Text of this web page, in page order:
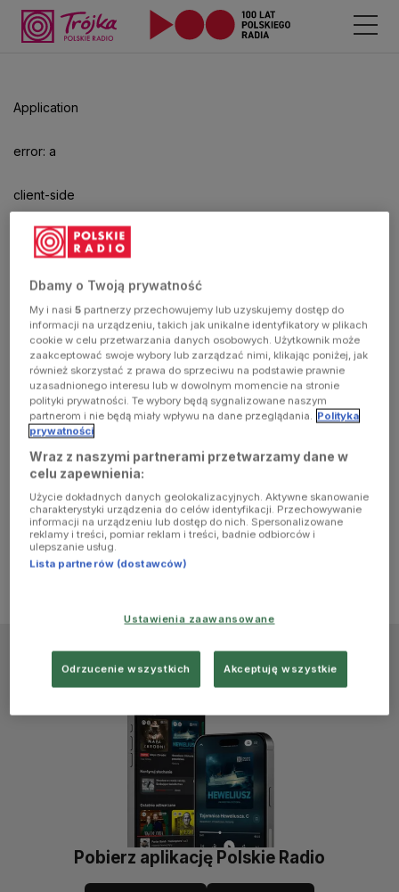
Application
error: a
client-side
exception
has
occurred
(see the
browser
console for
more
information)
aby
odtwarzać.
Pobierz aplikację Polskie Radio
Dbamy o Twoją prywatność
My i nasi5 partnerzy przechowujemy lub uzyskujemy dostęp do
informacji na urządzeniu, takich jak unikalne identyfikatory w plikach
cookie w celu przetwarzania danych osobowych. Użytkownik może
zaakceptować swoje wybory lub zarządzać nimi, klikając poniżej, jak
również skorzystać z prawa do sprzeciwu na podstawie prawnie
uzasadnionego interesu lub w dowolnym momencie na stronie
polityki prywatności. Te wybory będą sygnalizowane naszym
partnerom i nie będą miały wpływu na dane przeglądania. Polityka
prywatności
Wraz z naszymi partnerami przetwarzamy dane w
celu zapewnienia:
Użycie dokładnych danych geolokalizacyjnych. Aktywne skanowanie
charakterystyki urządzenia do celów identyfikacji. Przechowywanie
informacji na urządzeniu lub dostęp do nich. Spersonalizowane
reklamy i treści, pomiar reklam i treści, badnie odbiorców i
ulepszanie usług.
Lista partnerów (dostawców)
Ustawienia zaawansowane
Odrzucenie wszystkich Akceptuję wszystkie